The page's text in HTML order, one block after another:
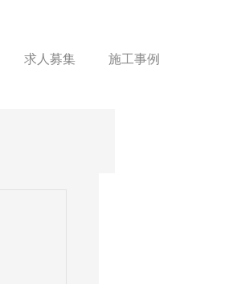
求人募集 施工事例